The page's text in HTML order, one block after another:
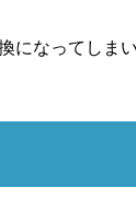
になってしまい